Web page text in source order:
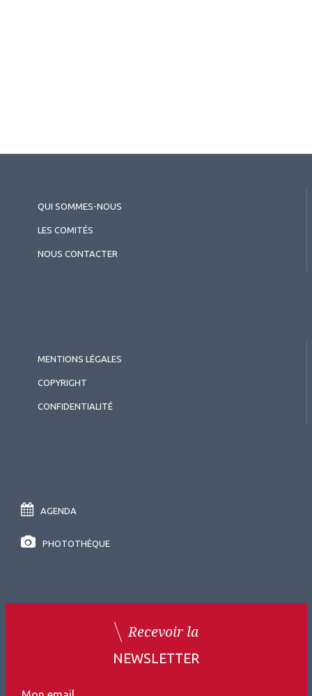
QUI SOMMES-NOUS
LES COMITÉS
NOUS CONTACTER
MENTIONS LÉGALES
COPYRIGHT
CONFIDENTIALITÉ
AGENDA
PHOTOTHÈQUE
Recevoir la
NEWSLETTER